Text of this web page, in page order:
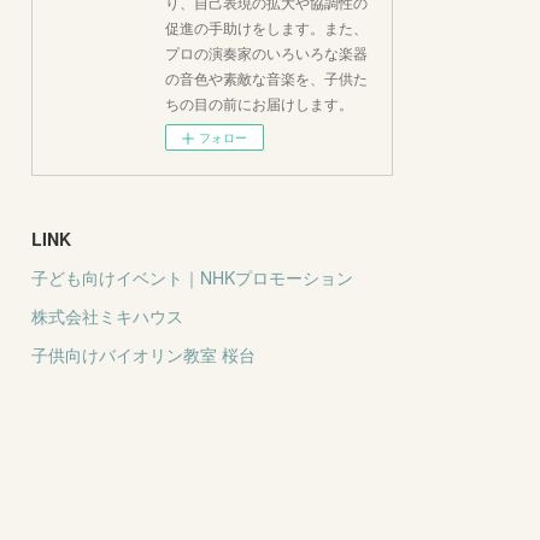
促進の手助けをします。また、
プロの演奏家のいろいろな楽器
の音色や素敵な音楽を、子供た
ちの目の前にお届けします。
フォロー
LINK
子ども向けイベント｜NHKプロモーション
株式会社ミキハウス
子供向けバイオリン教室 桜台